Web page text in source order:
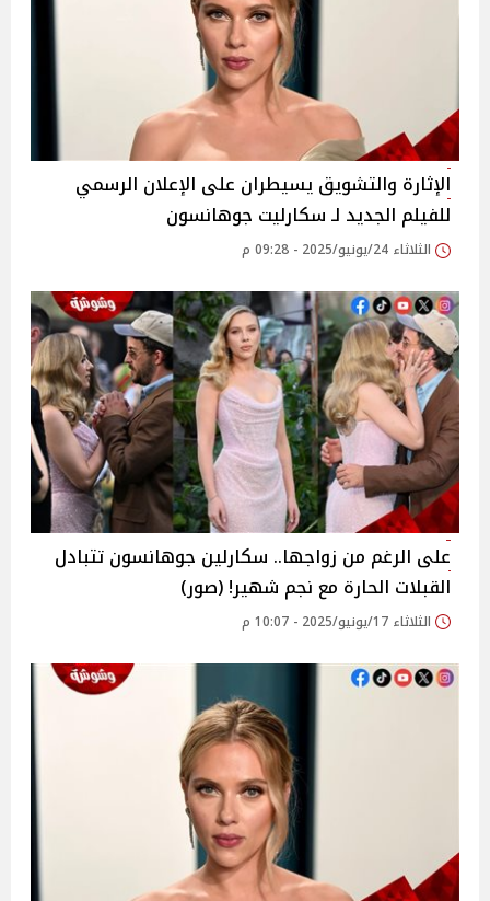
الإثارة والتشويق يسيطران على الإعلان الرسمي
للفيلم الجديد لـ سكارليت جوهانسون
الثلاثاء 24/يونيو/2025 - 09:28 م
على الرغم من زواجها.. سكارلين جوهانسون تتبادل
القبلات الحارة مع نجم شهير! (صور)
الثلاثاء 17/يونيو/2025 - 10:07 م